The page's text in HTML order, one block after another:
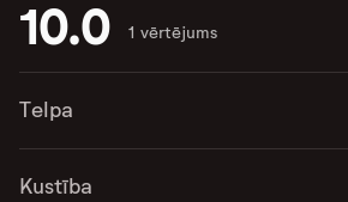
10.0 1 vērtējums
Telpa
Kustība